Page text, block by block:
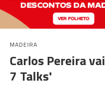
MADEIRA
Carlos Pereira
7 Talks'